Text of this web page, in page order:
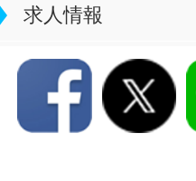
求人情報